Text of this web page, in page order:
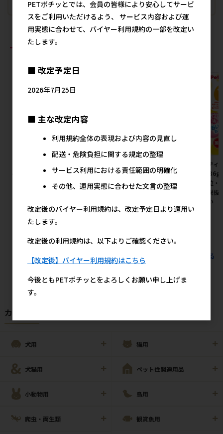
おすすめ商品
る紙の猫砂 10L
参考上代 1,379円
ネスリード まり S レッド
参考上代 2,125円
［ペテ
り。
注単位
計：税
下さい
すべてのおすすめ商品を見る
カテゴリから探す
犬用 猫用
犬猫用 ペット住関連用品
小動物用 鳥用
爬虫・両生類 観賞魚用
PETポチッとでは、会員の皆様により安心してサービ
スをご利用いただけるよう、 サービス内容および運
用実態に合わせて、バイヤー利用規約の一部を改定い
たします。
■ 改定予定日
2026年7月25日
■ 主な改定内容
利用規約全体の表現および内容の見直し
配送・危険負担に関する規定の整理
サービス利用における責任範囲の明確化
その他、運用実態に合わせた文言の整理
改定後のバイヤー利用規約は、改定予定日より適用い
たします。
改定後の利用規約は、以下よりご確認ください。
【改定後】バイヤー利用規約はこちら
今後ともPETポチッとをよろしくお願い申し上げま
す。